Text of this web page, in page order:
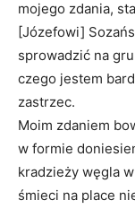
mojego zdania,
[Józefowi]
sprowadzić na
czego jestem
zastrzec.
Moim zdaniem
w formie
kradzieży węgla
śmieci na place